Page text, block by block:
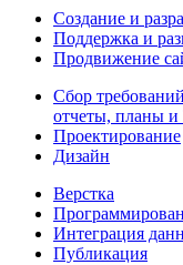
Создание и
Поддержка и
Продвижение
Сбор
отчеты, планы и
Проектирование
Дизайн
Верстка
Интеграция
Публикация